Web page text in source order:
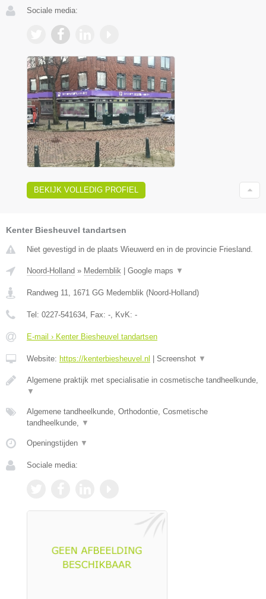
Sociale media:
BEKIJK VOLLEDIG PROFIEL
Kenter Biesheuvel tandartsen
Niet gevestigd in de plaats Wieuwerd en in de provincie Friesland.
Noord-Holland » Medemblik | Google maps ▼
Randweg 11 1671 GG Medemblik (Noord-Holland)
Tel: 0227-541634 , Fax: - , KvK: -
E-mail › Kenter Biesheuvel tandartsen
Website: https://kenterbiesheuvel.nl | Screenshot ▼
Algemene praktijk met specialisatie in cosmetische tandheelkunde,
▼
Algemene tandheelkunde, Orthodontie, Cosmetische
tandheelkunde,
▼
Openingstijden ▼
Sociale media: